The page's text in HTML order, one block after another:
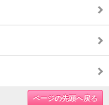
ページの先頭へ戻る